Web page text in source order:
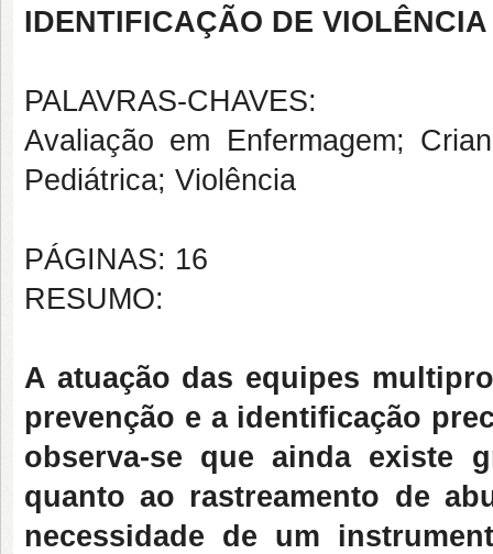
IDENTIFICAÇÃO DE
PALAVRAS-CHAVES:
Avaliação em Enfermagem;
Pediátrica; Violência
PÁGINAS: 16
RESUMO:
A atuação das equipes
prevenção e a identificação
observa-se que ainda existe
quanto ao rastreamento de
necessidade de um